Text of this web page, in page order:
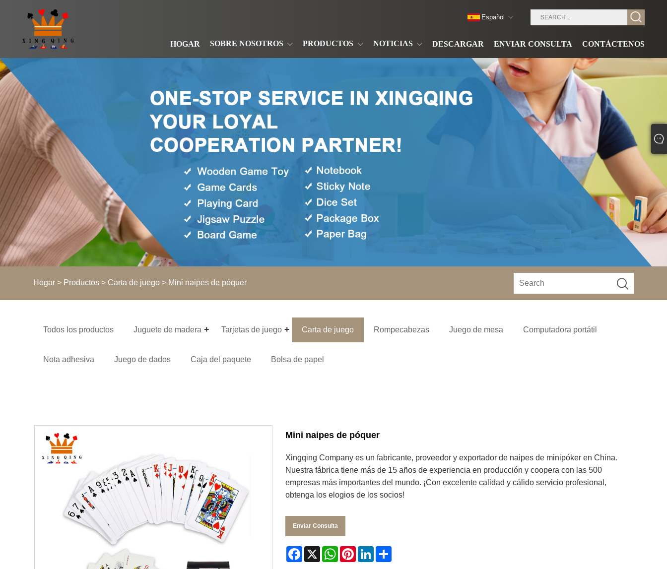
HOGAR SOBRE NOSOTROS PRODUCTOS NOTICIAS DESCARGAR ENVIAR CONSULTA CONTÁCTENOS
Español
Hogar > Productos > Carta de juego > Mini naipes de póquer
Todos los productos Juguete de madera Tarjetas de juego Carta de juego Rompecabezas Juego de mesa Computadora portátil
Nota adhesiva Juego de dados Caja del paquete Bolsa de papel
Mini naipes de póquer
Xingqing Company es un fabricante, proveedor y exportador de naipes de minipóker en China.
Nuestra fábrica tiene más de 15 años de experiencia en producción y coopera con las 500
empresas más importantes del mundo. ¡Con excelente calidad y cálido servicio profesional,
obtenga los elogios de los socios!
Enviar Consulta
Facebook
X WhatsApp
PinterestLinkedIn